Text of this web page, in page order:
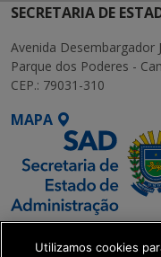
SECRETARIA DE
Avenida Desembargador
Parque dos Poderes -
CEP.: 79031-310
MAPA
Utilizamos cookies